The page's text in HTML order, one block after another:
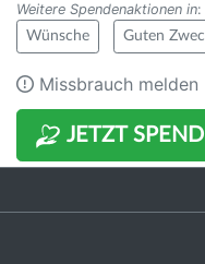
JETZT
Weitere Spendenaktionen in:
Wünsche Guten
Missbrauch melden